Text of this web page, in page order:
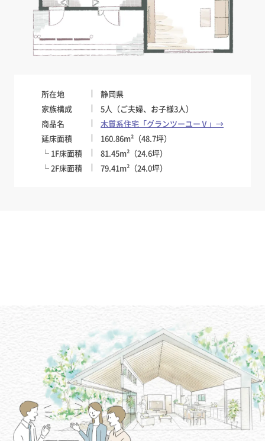
所在地
静岡県
家族構成
5人（ご夫婦、お子様3人）
商品名
木質系住宅「グランツーユーⅤ」→
延床面積
160.86m²（48.7坪）
└ 1F床面積
81.45m²（24.6坪）
└ 2F床面積
79.41m²（24.0坪）